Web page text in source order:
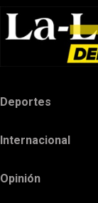
Deportes
Internacional
Opinión